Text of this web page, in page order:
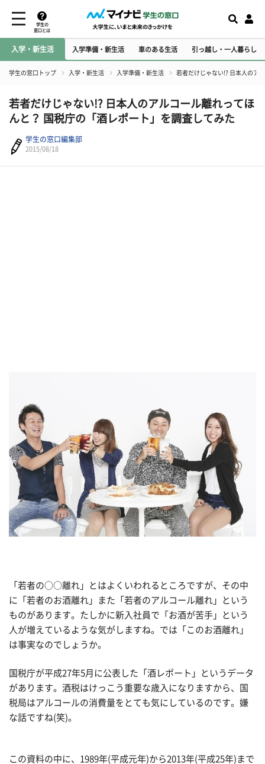
学生の
窓口とは
入学・新生活 入学準備・新生活 車のある生活 引っ越し・一人暮らし
学生の窓口トップ 入学・新生活 入学準備・新生活 若者だけじゃない!? 日本人のア
若者だけじゃない!? 日本人のアルコール離れってほ
んと？ 国税庁の「酒レポート」を調査してみた
学生の窓口編集部
2015/08/18
「若者の○○離れ」とはよくいわれるところですが、その中
に「若者のお酒離れ」また「若者のアルコール離れ」という
ものがあります。たしかに新入社員で「お酒が苦手」という
人が増えているような気がしますね。では「このお酒離れ」
は事実なのでしょうか。
国税庁が平成27年5月に公表した「酒レポート」というデータ
があります。酒税はけっこう重要な歳入になりますから、国
税局はアルコールの消費量をとても気にしているのです。嫌
な話ですね(笑)。
この資料の中に、1989年(平成元年)から2013年(平成25年)まで